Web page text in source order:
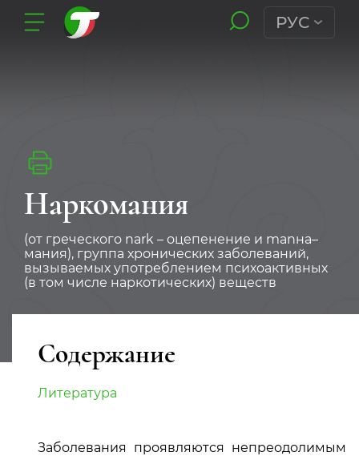
РУС
Наркомания
(от греческого nark – оцепенение и manнa–
мания), группа хронических заболеваний,
вызываемых употреблением психоактивных
(в том числе наркотических) веществ
Содержание
Литература
Заболевания проявляются непреодолимым